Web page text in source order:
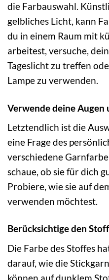
die Farbauswahl.
gelbliches Licht, kann
du in einem Raum mit
arbeitest, versuche,
Tageslicht zu treffen
Lampe zu verwenden.
Verwende deine Augen
Letztendlich ist die
eine Frage des
verschiedene
schaue, ob sie für dich
Probiere, wie sie auf
verwenden möchtest.
Berücksichtige den Stoff
Die Farbe des Stoffes
darauf, wie die